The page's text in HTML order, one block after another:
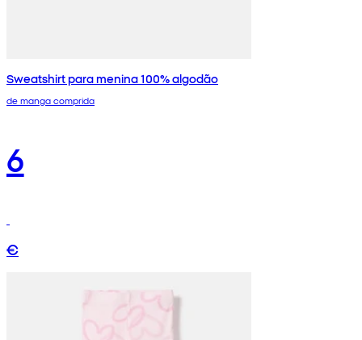
Sweatshirt para menina 100% algodão
de manga comprida
6
€